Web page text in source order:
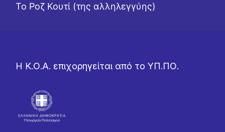
Το Ροζ Κουτί (της αλληλεγγύης)
Η Κ.Ο.Α. επιχορηγείται από το ΥΠ.ΠΟ.